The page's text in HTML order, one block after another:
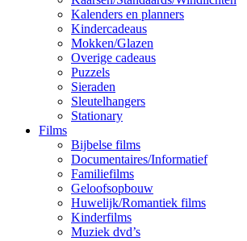
Kalenders en planners
Kindercadeaus
Mokken/Glazen
Overige cadeaus
Puzzels
Sieraden
Sleutelhangers
Stationary
Films
Bijbelse films
Documentaires/Informatief
Familiefilms
Geloofsopbouw
Huwelijk/Romantiek films
Kinderfilms
Muziek dvd’s